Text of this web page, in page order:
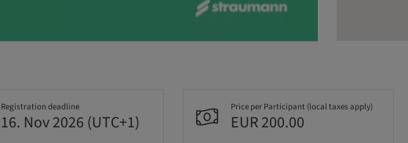
Registration deadline
16. Nov 2026 (UTC+1)
Price per Participant (local taxes apply)
EUR 200.00